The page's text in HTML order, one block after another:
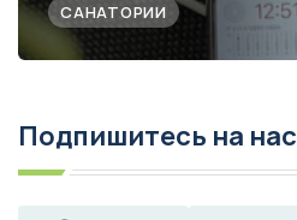
САНАТОРИИ
Подпишитесь на нас